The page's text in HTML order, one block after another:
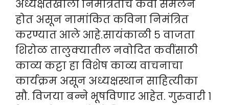
अध्यक्षतेखाली निमंत्रितांचे कवी संमेलन
होत असून नामांकित कविना निमंत्रित
करण्यात आले आहे.सायंकाळी ५ वाजता
शिरोळ तालुक्यातील नवोदित कवींसाठी
काव्य कट्टा हा विशेष काव्य वाचनाचा
कार्यक्रम असून अध्यक्षस्थान साहित्यीका
सौ. विजया बन्ने भूषविणार आहेत. गुरुवारी १